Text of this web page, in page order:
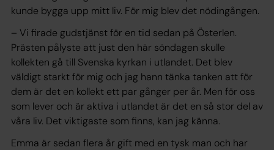
kunde bygga upp mitt liv. För mig blev det nödingången.
– Vi firade gudstjänst för en tid sedan på Österlen.
Prästen pålyste att just den här söndagen skulle
kollekten gå till Svenska kyrkan i utlandet. Det blev
väldigt starkt för mig och jag hann tänka tanken att för
dem är det en kollekt ett par gånger per år. Men för oss
som lever och är aktiva i utlandet är det en så stor del av
våra liv. Det viktigaste som finns, kan jag känna.
Emma är sedan flera år gift med en tysk man och har